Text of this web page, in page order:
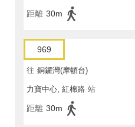
距離 30m
969
往 銅鑼灣(摩頓台)
力寶中心, 紅棉路 站
距離 30m